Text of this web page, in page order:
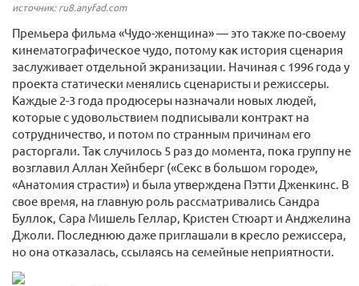
источник: ru8.anyfad.com
Премьера фильма «Чудо-женщина» — это также по-своему
кинематографическое чудо, потому как история сценария
заслуживает отдельной экранизации. Начиная с 1996 года у
проекта статически менялись сценаристы и режиссеры.
Каждые 2-3 года продюсеры назначали новых людей,
которые с удовольствием подписывали контракт на
сотрудничество, и потом по странным причинам его
расторгали. Так случилось 5 раз до момента, пока группу не
возглавил Аллан Хейнберг («Секс в большом городе»,
«Анатомия страсти») и была утверждена Пэтти Дженкинс. В
свое время, на главную роль рассматривались Сандра
Буллок, Сара Мишель Геллар, Кристен Стюарт и Анджелина
Джоли. Последнюю даже приглашали в кресло режиссера,
но она отказалась, ссылаясь на семейные неприятности.